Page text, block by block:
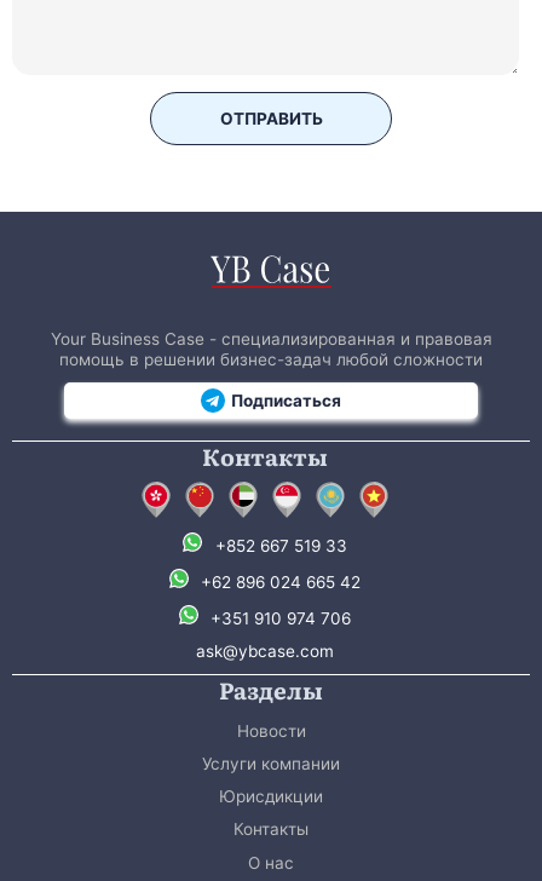
ОТПРАВИТЬ
Your Business Case - специализированная и правовая
помощь в решении бизнес-задач любой сложности
Подписаться
Контакты
+852 667 519 33
+62 896 024 665 42
+351 910 974 706
ask@ybcase.com
Разделы
Новости
Услуги компании
Юрисдикции
Контакты
О нас